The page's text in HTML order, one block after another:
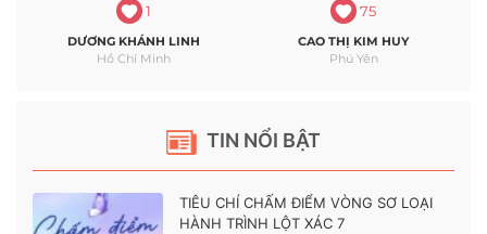
TIN NỔI BẬT
TIÊU CHÍ CHẤM ĐIỂM VÒNG SƠ LOẠI
HÀNH TRÌNH LỘT XÁC 7
1
DƯƠNG KHÁNH LINH
Hồ Chí Minh
75
CAO THỊ KIM HUY
Phú Yên